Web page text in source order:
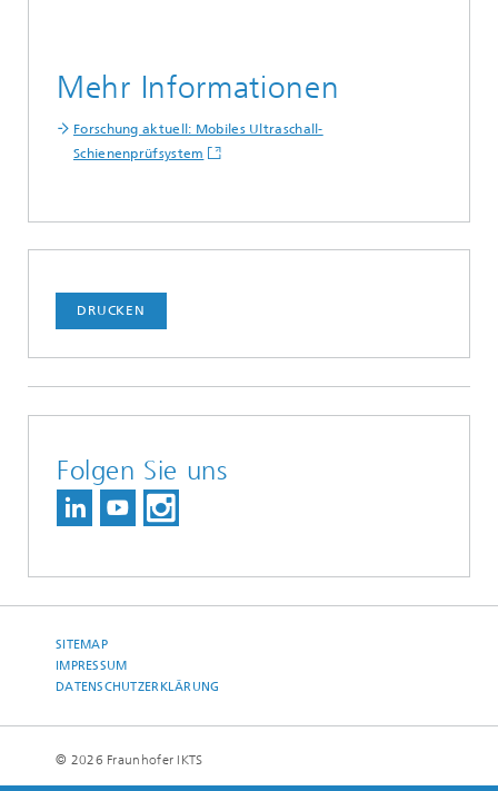
Mehr Informationen
Forschung aktuell: Mobiles Ultraschall-
Schienenprüfsystem
DRUCKEN
Folgen Sie uns
SITEMAP
IMPRESSUM
DATENSCHUTZERKLÄRUNG
© 2026 Fraunhofer IKTS